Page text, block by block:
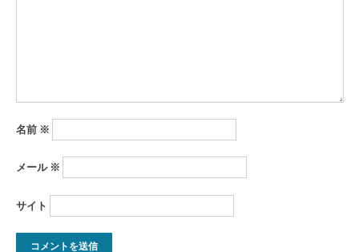
名前 ※
メール ※
サイト